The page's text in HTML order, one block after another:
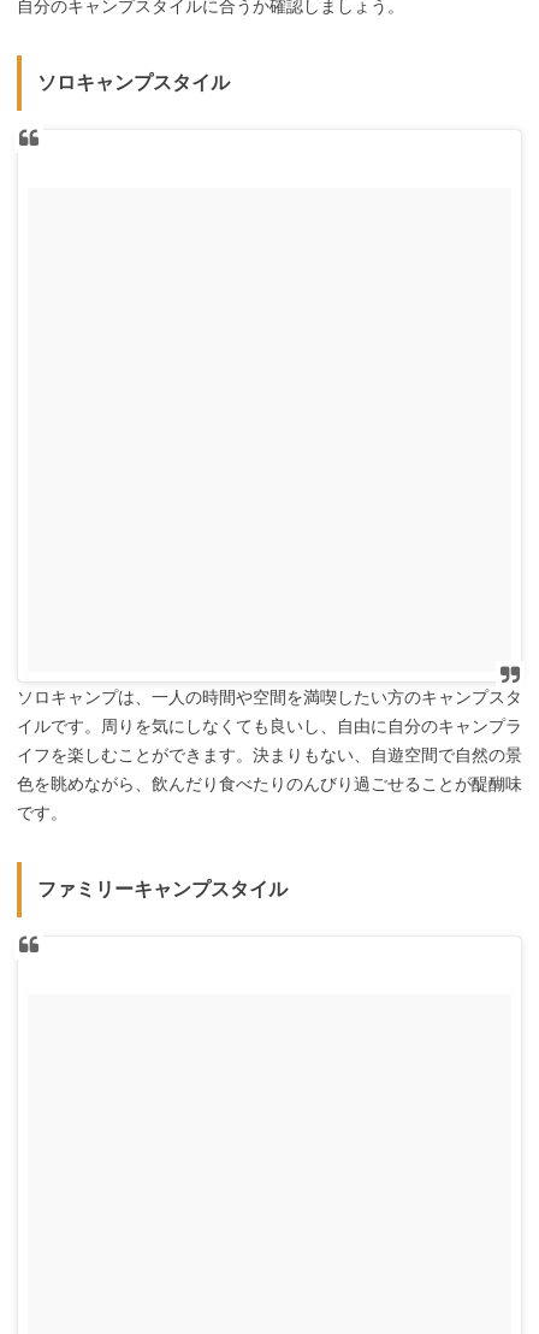
自分のキャンプスタイルに合うか確認しましょう。
ソロキャンプスタイル
ソロキャンプは、一人の時間や空間を満喫したい方のキャンプスタ
イルです。周りを気にしなくても良いし、自由に自分のキャンプラ
イフを楽しむことができます。決まりもない、自遊空間で自然の景
色を眺めながら、飲んだり食べたりのんびり過ごせることが醍醐味
です。
ファミリーキャンプスタイル